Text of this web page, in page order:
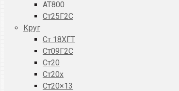
АТ800
Ст25Г2С
Круг
Ст 18ХГТ
Ст09Г2С
Ст20
Ст20x
Ст20×13